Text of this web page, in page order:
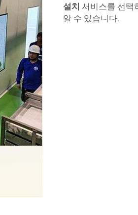
설치 서비스를 선택
알 수 있습니다.